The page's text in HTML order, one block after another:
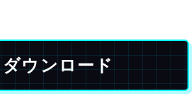
ウンロード